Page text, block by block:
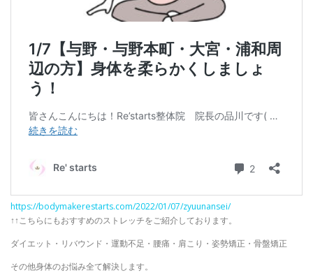
https://bodymakerestarts.com/2022/01/07/zyuunansei/
↑↑こちらにもおすすめのストレッチをご紹介しております。
ダイエット・リバウンド・運動不足・腰痛・肩こり・姿勢矯正・骨盤矯正
その他身体のお悩み全て解決します。